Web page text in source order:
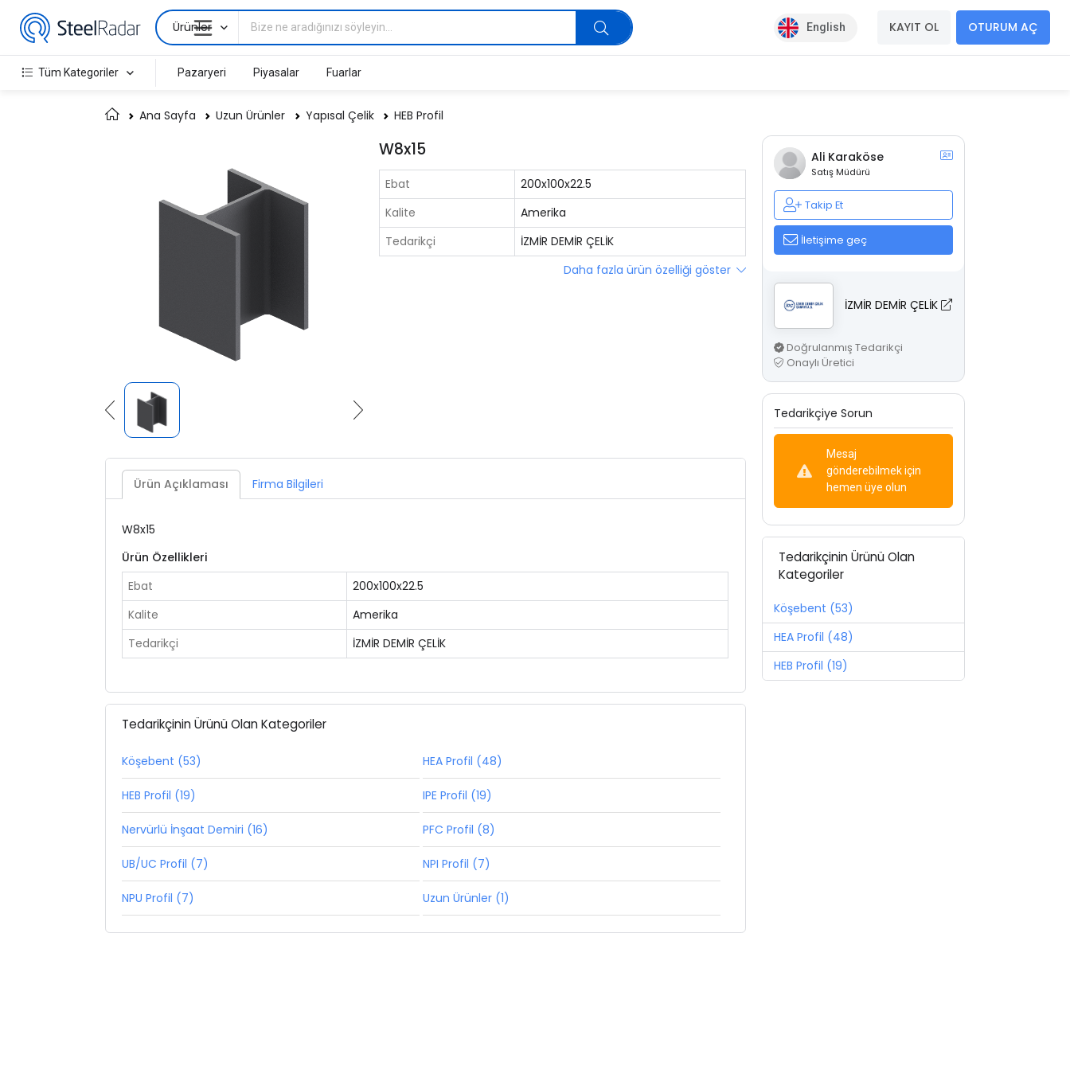
Ürünler English KAYIT OL OTURUM AÇ
Tüm Kategoriler Pazaryeri Piyasalar Fuarlar
Ana Sayfa Uzun Ürünler Yapısal Çelik HEB Profil
W8x15
Ebat
200x100x22.5
Kalite
Amerika
Tedarikçi
İZMİR DEMİR ÇELİK
Daha fazla ürün özelliği göster
Ürün Açıklaması Firma Bilgileri
W8x15
Ürün Özellikleri
Ebat
200x100x22.5
Kalite
Amerika
Tedarikçi
İZMİR DEMİR ÇELİK
Tedarikçinin Ürünü Olan Kategoriler
Köşebent (53) HEA Profil (48)
HEB Profil (19) IPE Profil (19)
Nervürlü İnşaat Demiri (16) PFC Profil (8)
UB/UC Profil (7) NPI Profil (7)
NPU Profil (7) Uzun Ürünler (1)
Ali Karaköse
Satış Müdürü
Takip Et
İletişime geç
İZMİR DEMİR ÇELİK
Doğrulanmış Tedarikçi
Onaylı Üretici
Tedarikçiye Sorun
Mesaj
gönderebilmek için
hemen üye olun
Tedarikçinin Ürünü Olan
Kategoriler
Köşebent (53)
HEA Profil (48)
HEB Profil (19)